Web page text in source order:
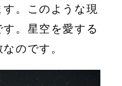
。このような現
。星空を愛する
のです。